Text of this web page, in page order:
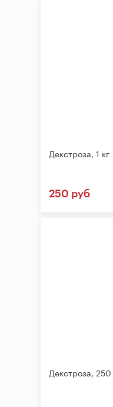
Декстроза, 1 кг
250 руб
Декстроза, 250